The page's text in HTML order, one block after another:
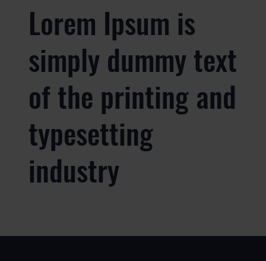
Lorem Ipsum is
simply dummy text
of the printing and
typesetting
industry